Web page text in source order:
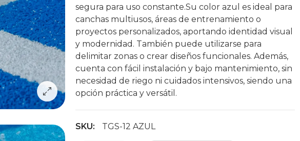
segura para uso constante.Su color azul es ideal para
canchas multiusos, áreas de entrenamiento o
proyectos personalizados, aportando identidad visual
y modernidad. También puede utilizarse para
delimitar zonas o crear diseños funcionales. Además,
cuenta con fácil instalación y bajo mantenimiento, sin
necesidad de riego ni cuidados intensivos, siendo una
opción práctica y versátil.
SKU: TGS-12 AZUL